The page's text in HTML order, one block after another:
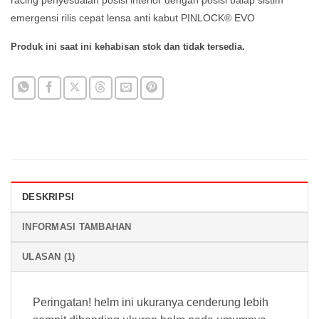
emergensi rilis cepat lensa anti kabut PINLOCK® EVO
Produk ini saat ini kehabisan stok dan tidak tersedia.
DESKRIPSI
INFORMASI TAMBAHAN
ULASAN (1)
Peringatan! helm ini ukuranya cenderung lebih